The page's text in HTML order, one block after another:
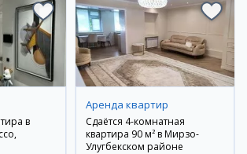
в
Аренда квартир
Сдаётся 4-комнатная
квартира 90 м² в Мирзо-
Улугбекском районе